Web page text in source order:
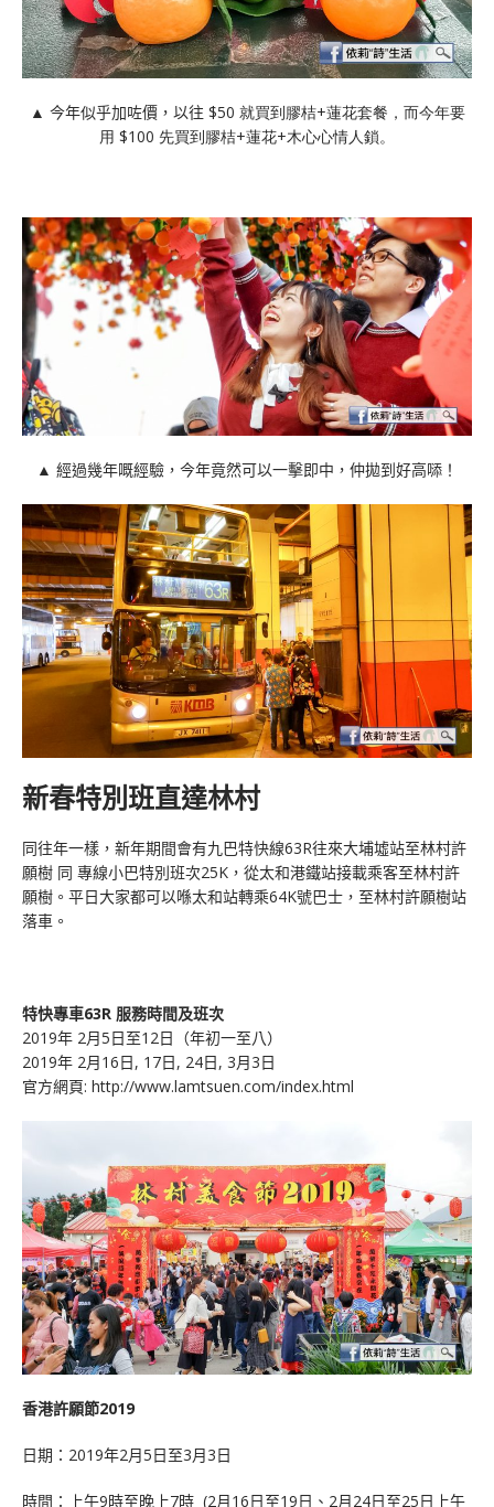
▲ 今年似乎加咗價，以往 $50 就買到膠桔+蓮花套餐，而今年要
用 $100 先買到膠桔+蓮花+木心心情人鎖。
▲ 經過幾年嘅經驗，今年竟然可以一擊即中，仲拋到好高𠻹！
新春特別班直達林村
同往年一樣，新年期間會有九巴特快線63R往來大埔墟站至林村許
願樹 同 專線小巴特別班次25K，從太和港鐵站接載乘客至林村許
願樹。平日大家都可以喺太和站轉乘64K號巴士，至林村許願樹站
落車。
特快專車63R 服務時間及班次
2019年 2月5日至12日（年初一至八）
2019年 2月16日, 17日, 24日, 3月3日
官方網頁: http://www.lamtsuen.com/index.html
香港許願節2019
日期：2019年2月5日至3月3日
時間：上午9時至晚上7時 (2月16日至19日、2月24日至25日上午